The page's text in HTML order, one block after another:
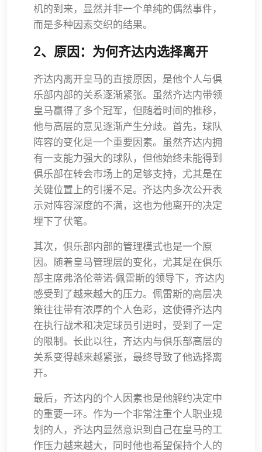
机的到来，显然并非一个单纯的偶然事件，
而是多种因素交织的结果。
2、原因：为何齐达内选择离开
齐达内离开皇马的直接原因，是他个人与俱
乐部内部的关系逐渐紧张。虽然齐达内带领
皇马赢得了多个冠军，但随着时间的推移，
他与高层的意见逐渐产生分歧。首先，球队
阵容的变化是一个重要因素。虽然齐达内拥
有一支能力强大的球队，但他始终未能得到
俱乐部在转会市场上的足够支持，尤其是在
关键位置上的引援不足。齐达内多次公开表
示对阵容深度的不满，这也为他离开的决定
埋下了伏笔。
其次，俱乐部内部的管理模式也是一个原
因。随着皇马管理层的变化，尤其是在俱乐
部主席弗洛伦蒂诺·佩雷斯的领导下，齐达内
感受到了越来越大的压力。佩雷斯的高层决
策往往带有浓厚的个人色彩，这使得齐达内
在执行战术和决定球员引进时，受到了一定
的限制。长此以往，齐达内与俱乐部高层的
关系变得越来越紧张，最终导致了他选择离
开。
最后，齐达内的个人因素也是他解约决定中
的重要一环。作为一个非常注重个人职业规
划的人，齐达内显然意识到自己在皇马的工
作压力越来越大，同时他也希望保持个人的